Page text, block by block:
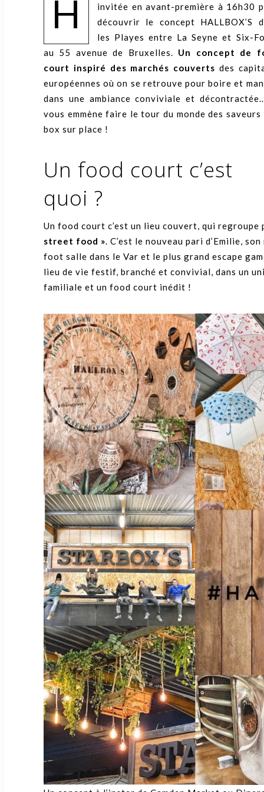
H
invitée en avant-première à 16h30
découvrir le concept HALLBOX’S
les Playes entre La Seyne et Six-
au 55 avenue de Bruxelles. Un concept de
court inspiré des marchés couverts des
européennes où on se retrouve pour boire et
dans une ambiance conviviale et
vous emmène faire le tour du monde des saveurs
box sur place !
Un food court c’est
quoi ?
Un food court c’est un lieu couvert, qui
street food ». C’est le nouveau pari d’Emilie,
foot salle dans le Var et le plus grand escape
lieu de vie festif, branché et convivial, dans un
familiale et un food court inédit !